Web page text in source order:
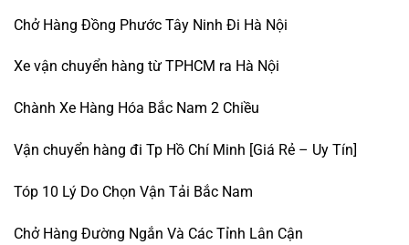
Chở Hàng Đồng Phước Tây Ninh Đi Hà Nội
Xe vận chuyển hàng từ TPHCM ra Hà Nội
Chành Xe Hàng Hóa Bắc Nam 2 Chiều
Vận chuyển hàng đi Tp Hồ Chí Minh [Giá Rẻ – Uy Tín]
Tóp 10 Lý Do Chọn Vận Tải Bắc Nam
Chở Hàng Đường Ngắn Và Các Tỉnh Lân Cận